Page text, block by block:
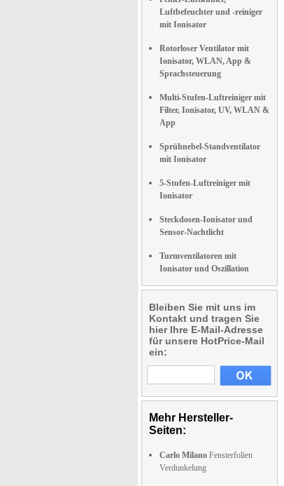
Luftbefeuchter und -reiniger
mit Ionisator
Rotorloser Ventilator mit
Ionisator, WLAN, App &
Sprachsteuerung
Multi-Stufen-Luftreiniger mit
Filter, Ionisator, UV, WLAN &
App
Sprühnebel-Standventilator
mit Ionisator
5-Stufen-Luftreiniger mit
Ionisator
Steckdosen-Ionisator und
Sensor-Nachtlicht
Turmventilatoren mit
Ionisator und Oszillation
Bleiben Sie mit uns im
Kontakt und tragen Sie
hier Ihre E-Mail-Adresse
für unsere HotPrice-Mail
ein:
Mehr Hersteller-
Seiten:
Carlo Milano Fensterfolien
Verdunkelung